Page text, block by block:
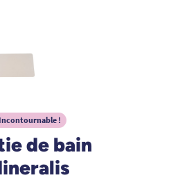
Incontournable !
de bain